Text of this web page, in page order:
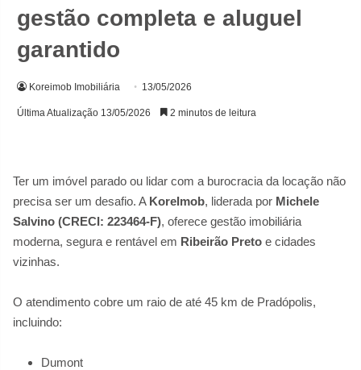
gestão completa e aluguel
garantido
Koreimob Imobiliária 13/05/2026
Última Atualização 13/05/2026 2 minutos de leitura
Ter um imóvel parado ou lidar com a burocracia da locação não
precisa ser um desafio. A KoreImob, liderada por Michele
Salvino (CRECI: 223464-F), oferece gestão imobiliária
moderna, segura e rentável em Ribeirão Preto e cidades
vizinhas.
O atendimento cobre um raio de até 45 km de Pradópolis,
incluindo:
Dumont